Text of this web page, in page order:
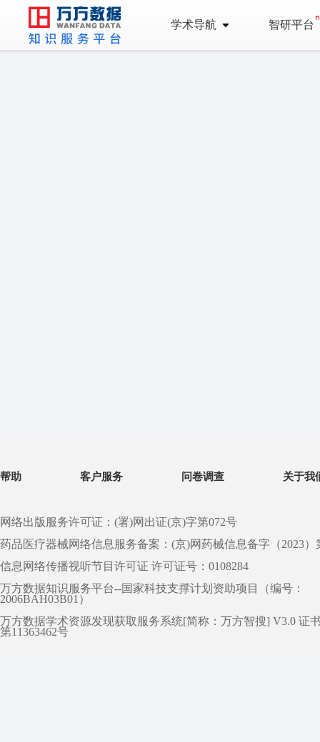
学术导航 智研平台
帮助 客户服务 问卷调查 关于我
网络出版服务许可证：(署)网出证(京)字第072号
药品医疗器械网络信息服务备案：(京)网药械信息备字（2023）
信息网络传播视听节目许可证 许可证号：0108284
万方数据知识服务平台--国家科技支撑计划资助项目（编号：
2006BAH03B01）
万方数据学术资源发现获取服务系统[简称：万方智搜] V3.0 证
第11363462号